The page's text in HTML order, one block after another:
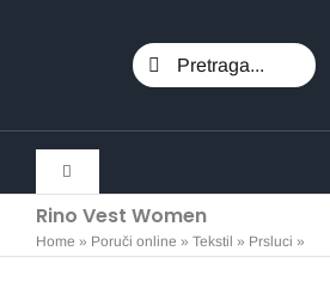
Search
for:
Toggle
Navigation
Svi proizvodi
Rino Vest Women
Home » Poruči online » Tekstil » Prsluci »